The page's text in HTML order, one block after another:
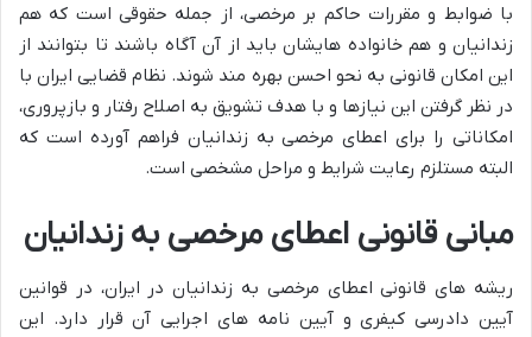
با ضوابط و مقررات حاکم بر مرخصی، از جمله حقوقی است که هم
زندانیان و هم خانواده هایشان باید از آن آگاه باشند تا بتوانند از
این امکان قانونی به نحو احسن بهره مند شوند. نظام قضایی ایران با
در نظر گرفتن این نیازها و با هدف تشویق به اصلاح رفتار و بازپروری،
امکاناتی را برای اعطای مرخصی به زندانیان فراهم آورده است که
البته مستلزم رعایت شرایط و مراحل مشخصی است.
مبانی قانونی اعطای مرخصی به زندانیان
ریشه های قانونی اعطای مرخصی به زندانیان در ایران، در قوانین
آیین دادرسی کیفری و آیین نامه های اجرایی آن قرار دارد. این